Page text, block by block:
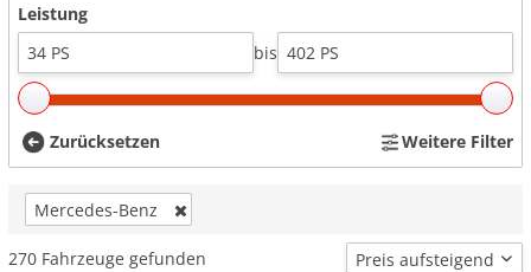
Leistung
bis
Zurücksetzen Weitere Filter
Mercedes-Benz
270 Fahrzeuge gefunden